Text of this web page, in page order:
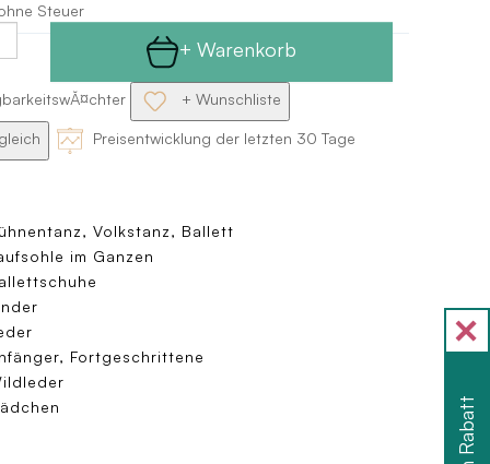
Steuer
+ Warenkorb
+ Wunschliste
Preisentwicklung der letzten 30 Tage
Volkstanz, Ballett
im Ganzen
Fortgeschrittene